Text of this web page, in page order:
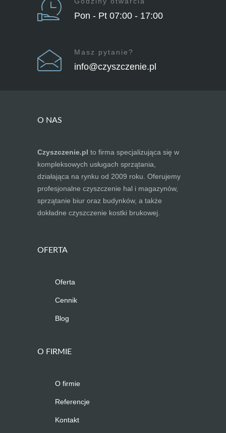
Pon - Pt 07:00 - 17:00
Masz pytanie?
info@czyszczenie.pl
O NAS
Czyszczenie.pl to firma specjalizująca się w
kompleksowych usługach sprzątania,
działająca na rynku od 2009 roku. Oferujemy
profesjonalne czyszczenie hal i magazynów,
sprzątanie biur oraz budynków, a także
dokładne czyszczenie kostki brukowej.
OFERTA
Oferta
Cennik
Blog
O FIRMIE
O firmie
Referencje
Kontakt